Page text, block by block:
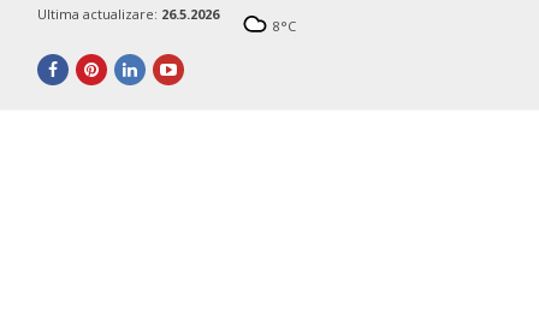
Ultima actualizare: 26.5.2026
8°C